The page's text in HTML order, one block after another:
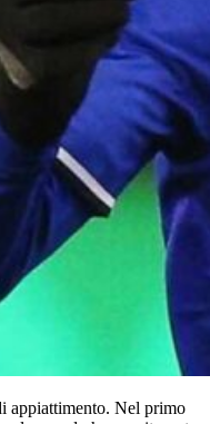
appiattimento. Nel primo